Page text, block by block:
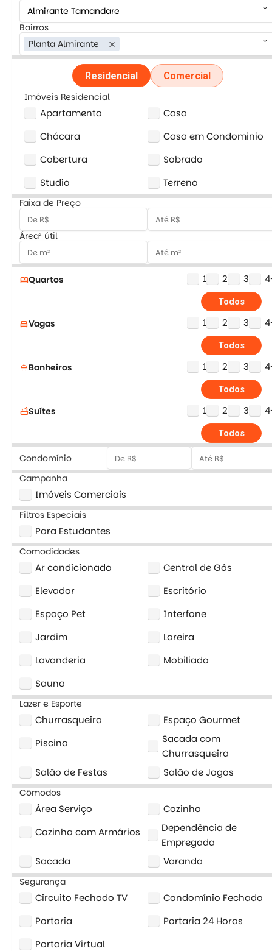
keyboard_arrow_down
Bairros
Planta Almirante
close keyboard_arrow_down
Residencial Comercial
Imóveis Residencial
Apartamento
Casa
Chácara
Casa em Condominio
Cobertura
Sobrado
Studio
Terreno
Faixa de Preço
Área² útil
bedQuartos 1 2 3
Todos
directions_carVagas 1 2 3
Todos
shower Banheiros 1 2 3
Todos
bathtubSuítes 1 2 3
Todos
Condomínio
Campanha
Imóveis Comerciais
Filtros Especiais
Para Estudantes
Comodidades
Ar condicionado
Central de Gás
Elevador
Escritório
Espaço Pet
Interfone
Jardim
Lareira
Lavanderia
Mobiliado
Sauna
Lazer e Esporte
Churrasqueira
Espaço Gourmet
Piscina
Sacada com
Churrasqueira
Salão de Festas
Salão de Jogos
Cômodos
Área Serviço
Cozinha
Cozinha com Armários
Dependência de
Empregada
Sacada
Varanda
Segurança
Circuito Fechado TV
Condomínio Fechado
Portaria
Portaria 24 Horas
Portaria Virtual